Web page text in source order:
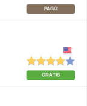
PAGO
GRÁTIS